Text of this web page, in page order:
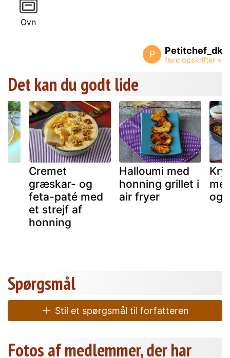
Ovn
P Petitchef_dk
Det kan du godt lide
Cremet
græskar- og
feta-paté med
et strejf af
honning
Halloumi med
honning grillet i
air fryer
og
Spørgsmål
Stil et spørgsmål til forfatteren
Fotos af medlemmer, der har